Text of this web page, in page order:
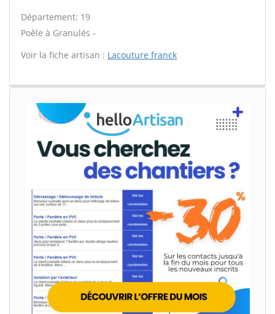
Département: 19
Poêle à Granulés -
Voir la fiche artisan : Lacouture franck